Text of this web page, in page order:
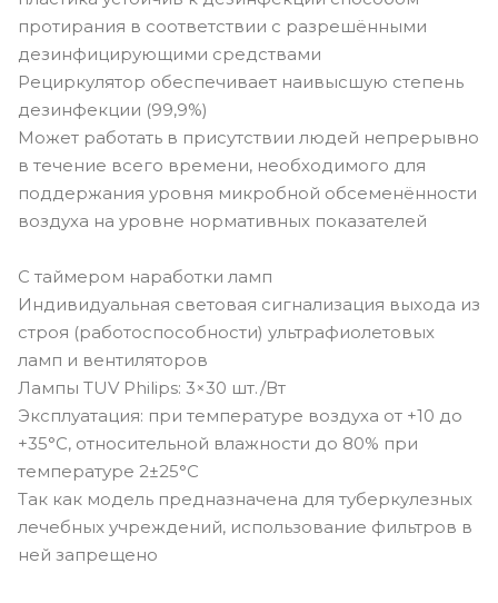
протирания в соответствии с разрешёнными
дезинфицирующими средствами
Рециркулятор обеспечивает наивысшую степень
дезинфекции (99,9%)
Может работать в присутствии людей непрерывно
в течение всего времени, необходимого для
поддержания уровня микробной обсеменённости
воздуха на уровне нормативных показателей
С таймером наработки ламп
Индивидуальная световая сигнализация выхода из
строя (работоспособности) ультрафиолетовых
ламп и вентиляторов
Лампы TUV Philips: 3×30 шт./Вт
Эксплуатация: при температуре воздуха от +10 до
+35°С, относительной влажности до 80% при
температуре 2±25°C
Так как модель предназначена для туберкулезных
лечебных учреждений, использование фильтров в
ней запрещено